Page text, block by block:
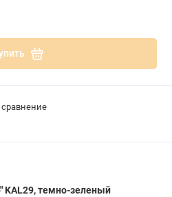
сравнение
KAL29, темно-зеленый